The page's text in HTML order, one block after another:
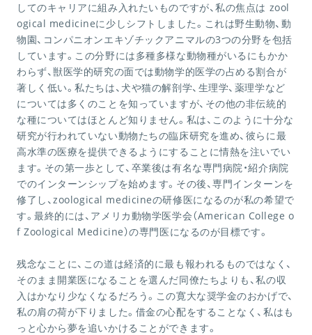
してのキャリアに組み入れたいものですが、私の焦点は zool
ogical medicineに少しシフトしました。これは野生動物、動
物園、コンパニオンエキゾチックアニマルの3つの分野を包括
しています。この分野には多種多様な動物種がいるにもかか
わらず、獣医学的研究の面では動物学的医学の占める割合が
著しく低い。私たちは、犬や猫の解剖学、生理学、薬理学など
については多くのことを知っていますが、その他の非伝統的
な種についてはほとんど知りません。私は、このように十分な
研究が行われていない動物たちの臨床研究を進め、彼らに最
高水準の医療を提供できるようにすることに情熱を注いでい
ます。その第一歩として、卒業後は有名な専門病院・紹介病院
でのインターンシップを始めます。その後、専門インターンを
修了し、zoological medicineの研修医になるのが私の希望で
す。最終的には、アメリカ動物学医学会（American College o
f Zoological Medicine）の専門医になるのが目標です。
残念なことに、この道は経済的に最も報われるものではなく、
そのまま開業医になることを選んだ同僚たちよりも、私の収
入はかなり少なくなるだろう。この寛大な奨学金のおかげで、
私の肩の荷が下りました。借金の心配をすることなく、私はも
っと心から夢を追いかけることができます。